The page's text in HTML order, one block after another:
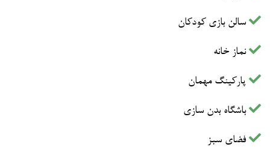
سالن بازی کودکان
نماز خانه
پارکینگ مهمان
باشگاه بدن سازی
فضای سبز